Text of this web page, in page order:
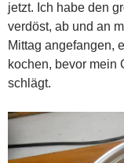
jetzt. Ich habe den
verdöst, ab und an
Mittag angefangen,
kochen, bevor mein
schlägt.